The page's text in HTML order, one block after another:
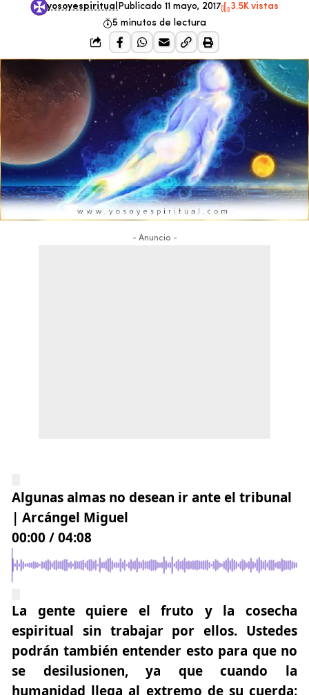
yosoyespiritual Publicado 11 mayo, 2017
3.5K vistas
5 minutos de lectura
- Anuncio -
Algunas almas no desean ir ante el tribunal
| Arcángel Miguel
00:00 /04:08
La gente quiere el fruto y la cosecha
espiritual sin trabajar por ellos. Ustedes
podrán también entender esto para que no
se desilusionen, ya que cuando la
humanidad llega al extremo de su cuerda;